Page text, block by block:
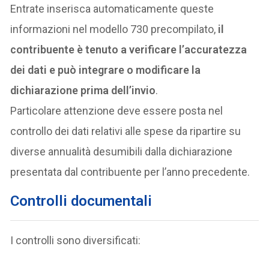
Entrate inserisca automaticamente queste
informazioni nel modello 730 precompilato, il
contribuente è tenuto a verificare l’accuratezza
dei dati e può integrare o modificare la
dichiarazione prima dell’invio.
Particolare attenzione deve essere posta nel
controllo dei dati relativi alle spese da ripartire su
diverse annualità desumibili dalla dichiarazione
presentata dal contribuente per l’anno precedente.
Controlli documental i
I controlli sono diversificati: